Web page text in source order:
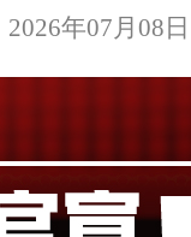
2026年07月08